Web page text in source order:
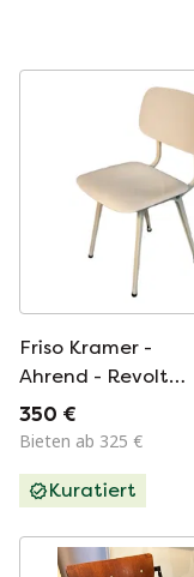
Friso Kramer -
Ahrend - Revolt
Stuhl - Weiß -
Mehrere auf Lager!
350 €
Bieten ab 325 €
Kuratiert